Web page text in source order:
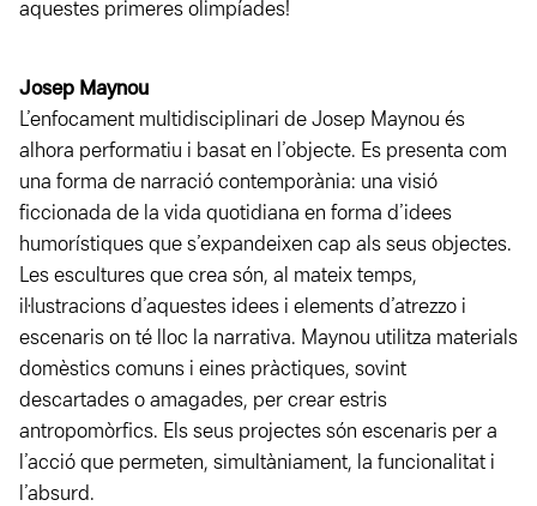
aquestes primeres olimpíades!
Josep Maynou
L’enfocament multidisciplinari de Josep Maynou és
alhora performatiu i basat en l’objecte. Es presenta com
una forma de narració contemporània: una visió
ficcionada de la vida quotidiana en forma d’idees
humorístiques que s’expandeixen cap als seus objectes.
Les escultures que crea són, al mateix temps,
il·lustracions d’aquestes idees i elements d’atrezzo i
escenaris on té lloc la narrativa. Maynou utilitza materials
domèstics comuns i eines pràctiques, sovint
descartades o amagades, per crear estris
antropomòrfics. Els seus projectes són escenaris per a
l’acció que permeten, simultàniament, la funcionalitat i
l’absurd.